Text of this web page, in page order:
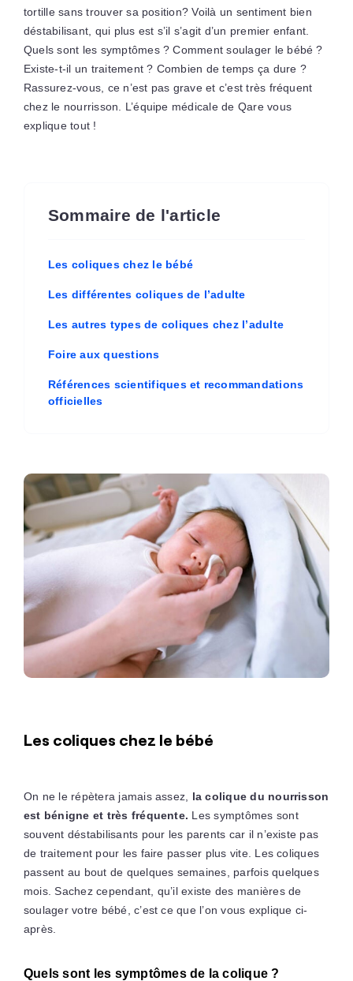
tortille sans trouver sa position? Voilà un sentiment bien
déstabilisant, qui plus est s’il s’agit d’un premier enfant.
Quels sont les symptômes ? Comment soulager le bébé ?
Existe-t-il un traitement ? Combien de temps ça dure ?
Rassurez-vous, ce n’est pas grave et c’est très fréquent
chez le nourrisson. L’équipe médicale de Qare vous
explique tout !
Sommaire de l'article
Les coliques chez le bébé
Les différentes coliques de l’adulte
Les autres types de coliques chez l’adulte
Foire aux questions
Références scientifiques et recommandations
officielles
Les coliques chez le bébé
On ne le répètera jamais assez, la colique du nourrisson
est bénigne et très fréquente. Les symptômes sont
souvent déstabilisants pour les parents car il n’existe pas
de traitement pour les faire passer plus vite. Les coliques
passent au bout de quelques semaines, parfois quelques
mois. Sachez cependant, qu’il existe des manières de
soulager votre bébé, c’est ce que l’on vous explique ci-
après.
Quels sont les symptômes de la colique ?